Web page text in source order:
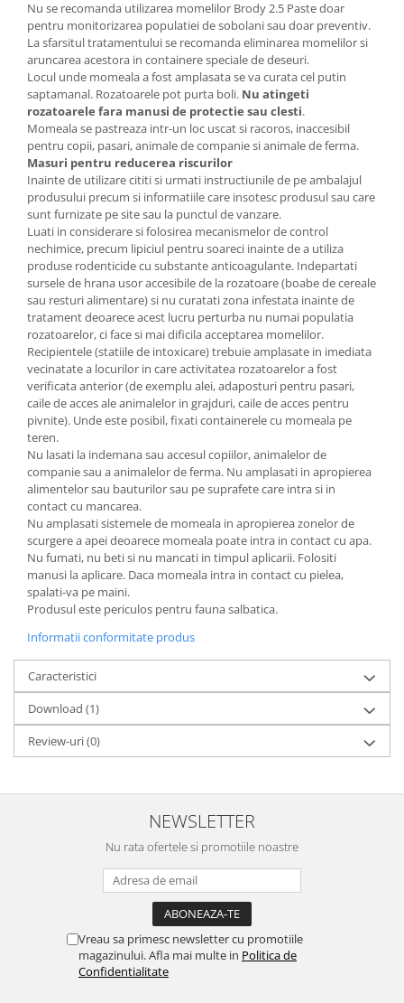
Nu se recomanda utilizarea momelilor Brody 2.5 Paste doar
pentru monitorizarea populatiei de sobolani sau doar preventiv.
La sfarsitul tratamentului se recomanda eliminarea momelilor si
aruncarea acestora in containere speciale de deseuri.
Locul unde momeala a fost amplasata se va curata cel putin
saptamanal. Rozatoarele pot purta boli. Nu atingeti
rozatoarele fara manusi de protectie sau clesti.
Momeala se pastreaza intr-un loc uscat si racoros, inaccesibil
pentru copii, pasari, animale de companie si animale de ferma.
Masuri pentru reducerea riscurilor
Inainte de utilizare cititi si urmati instructiunile de pe ambalajul
produsului precum si informatiile care insotesc produsul sau care
sunt furnizate pe site sau la punctul de vanzare.
Luati in considerare si folosirea mecanismelor de control
nechimice, precum lipiciul pentru soareci inainte de a utiliza
produse rodenticide cu substante anticoagulante. Indepartati
sursele de hrana usor accesibile de la rozatoare (boabe de cereale
sau resturi alimentare) si nu curatati zona infestata inainte de
tratament deoarece acest lucru perturba nu numai populatia
rozatoarelor, ci face si mai dificila acceptarea momelilor.
Recipientele (statiile de intoxicare) trebuie amplasate in imediata
vecinatate a locurilor in care activitatea rozatoarelor a fost
verificata anterior (de exemplu alei, adaposturi pentru pasari,
caile de acces ale animalelor in grajduri, caile de acces pentru
pivnite). Unde este posibil, fixati containerele cu momeala pe
teren.
Nu lasati la indemana sau accesul copiilor, animalelor de
companie sau a animalelor de ferma. Nu amplasati in apropierea
alimentelor sau bauturilor sau pe suprafete care intra si in
contact cu mancarea.
Nu amplasati sistemele de momeala in apropierea zonelor de
scurgere a apei deoarece momeala poate intra in contact cu apa.
Nu fumati, nu beti si nu mancati in timpul aplicarii. Folositi
manusi la aplicare. Daca momeala intra in contact cu pielea,
spalati-va pe maini.
Produsul este periculos pentru fauna salbatica.
Informatii conformitate produs
Caracteristici
Download (1)
Review-uri(0)
NEWSLETTER
Nu rata ofertele si promotiile noastre
Vreau sa primesc newsletter cu promotiile
magazinului. Afla mai multe in Politica de
Confidentialitate